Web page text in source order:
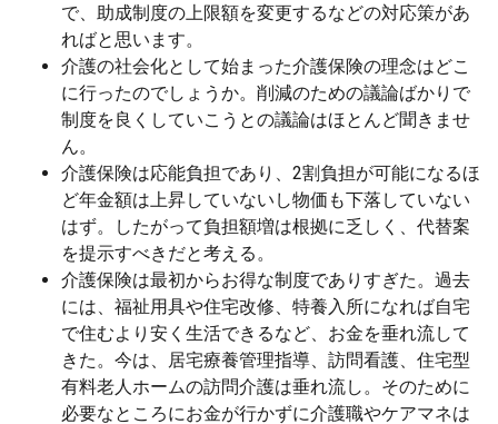
で、助成制度の上限額を変更するなどの対応策があ
ればと思います。
介護の社会化として始まった介護保険の理念はどこ
に行ったのでしょうか。削減のための議論ばかりで
制度を良くしていこうとの議論はほとんど聞きませ
ん。
介護保険は応能負担であり、2割負担が可能になるほ
ど年金額は上昇していないし物価も下落していない
はず。したがって負担額増は根拠に乏しく、代替案
を提示すべきだと考える。
介護保険は最初からお得な制度でありすぎた。過去
には、福祉用具や住宅改修、特養入所になれば自宅
で住むより安く生活できるなど、お金を垂れ流して
きた。今は、居宅療養管理指導、訪問看護、住宅型
有料老人ホームの訪問介護は垂れ流し。そのために
必要なところにお金が行かずに介護職やケアマネは